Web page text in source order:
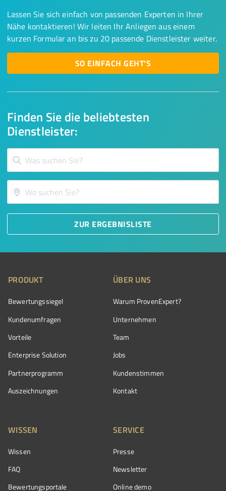
Finden Sie die beliebtesten
Dienstleister:
ZUR ERGEBNISLISTE
Lassen Sie sich einfach von passenden Experten in Ihrer
Nähe kontaktieren! Wir leiten Ihr Anliegen aus einem
kurzen Formular an bis zu 20 passende Dienstleister weiter.
SO EINFACH GEHT'S
PRODUKT
Bewertungssiegel
Kundenumfragen
Vorteile
Enterprise Solution
Partnerprogramm
Auszeichnungen
ÜBER UNS
Warum ProvenExpert?
Unternehmen
Team
Jobs
Kundenstimmen
Kontakt
WISSEN
Wissen
FAQ
Bewertungsportale
SERVICE
Presse
Newsletter
Online demo